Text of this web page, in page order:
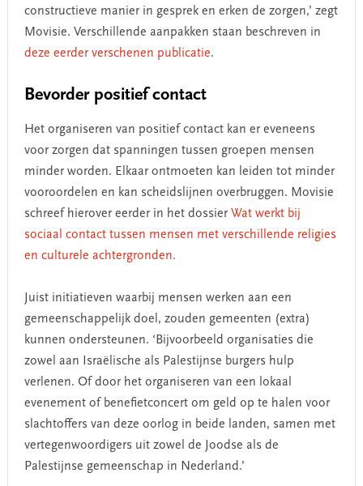
constructieve manier in gesprek en erken de zorgen,’ zegt
Movisie. Verschillende aanpakken staan beschreven in
deze eerder verschenen publicatie.
Bevorder positief contact
Het organiseren van positief contact kan er eveneens
voor zorgen dat spanningen tussen groepen mensen
minder worden. Elkaar ontmoeten kan leiden tot minder
vooroordelen en kan scheidslijnen overbruggen. Movisie
schreef hierover eerder in het dossierWat werkt bij
sociaal contact tussen mensen met verschillende religies
en culturele achtergronden.
Juist initiatieven waarbij mensen werken aan een
gemeenschappelijk doel, zouden gemeenten (extra)
kunnen ondersteunen. ‘Bijvoorbeeld organisaties die
zowel aan Israëlische als Palestijnse burgers hulp
verlenen. Of door het organiseren van een lokaal
evenement of benefietconcert om geld op te halen voor
slachtoffers van deze oorlog in beide landen, samen met
vertegenwoordigers uit zowel de Joodse als de
Palestijnse gemeenschap in Nederland.’